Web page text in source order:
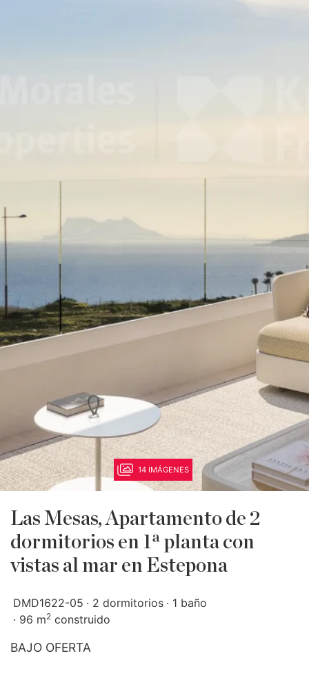
14 IMÁGENES
Las Mesas, Apartamento de 2
dormitorios en 1ª planta con
vistas al mar en Estepona
DMD1622-05 2 dormitorios
1 baño
96 m2 construido
BAJO OFERTA